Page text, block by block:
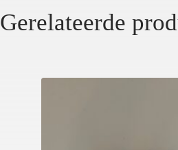
Gerelateerde